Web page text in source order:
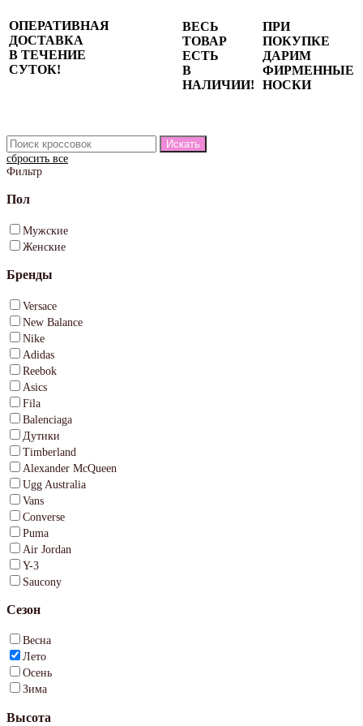
ОПЕРАТИВНАЯ
ДОСТАВКА
В ТЕЧЕНИЕ
СУТОК!
ВЕСЬ
ТОВАР
ЕСТЬ
В
НАЛИЧИИ!
ПРИ
ПОКУПКЕ
ДАРИМ
ФИРМЕННЫЕ
НОСКИ
сбросить все
Фильтр
Пол
Мужские
Женские
Бренды
Versace
New Balance
Nike
Adidas
Reebok
Asics
Fila
Balenciaga
Дутики
Timberland
Alexander McQueen
Ugg Australia
Vans
Converse
Puma
Air Jordan
Y-3
Saucony
Сезон
Весна
Лето
Осень
Зима
Высота